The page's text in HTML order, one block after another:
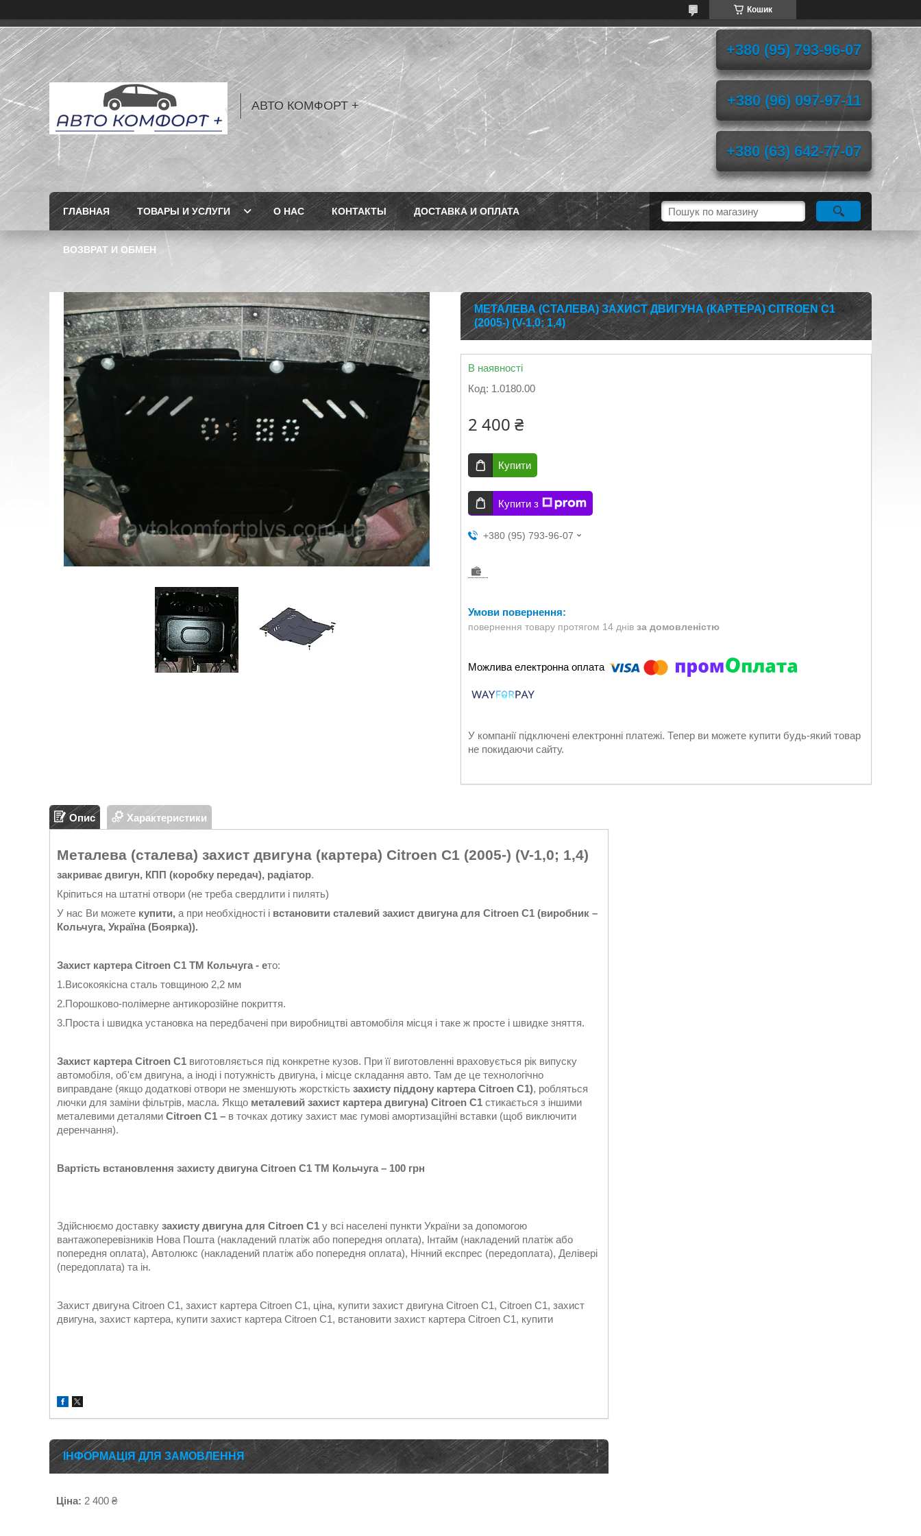
Кошик
АВТО КОМФОРТ +
+380 (95) 793-96-07
+380 (96) 097-97-11
+380 (63) 642-77-07
ГЛАВНАЯ ТОВАРЫ И УСЛУГИ О НАС КОНТАКТЫ ДОСТАВКА И ОПЛАТА
ВОЗВРАТ И ОБМЕН
МЕТАЛЕВА (СТАЛЕВА) ЗАХИСТ ДВИГУНА (КАРТЕРА) CITROEN С1
(2005-) (V-1,0; 1,4)
В наявності
Код: 1.0180.00
2 400 ₴
Купити
Купити з
+380 (95) 793-96-07
повернення товару протягом 14 днів за домовленістю
У компанії підключені електронні платежі. Тепер ви можете купити будь-який товар
не покидаючи сайту.
Опис Характеристики
Металева (сталева) захист двигуна (картера) Citroen С1 (2005-) (V-1,0; 1,4)
закриває двигун, КПП (коробку передач), радіатор.
Кріпиться на штатні отвори (не треба свердлити і пилять)
У нас Ви можете купити, а при необхідності і встановити сталевий захист двигуна для Citroen С1 (виробник –
Кольчуга, Україна (Боярка)).
Захист картера Citroen С1 ТМ Кольчуга - ето:
1.Високоякісна сталь товщиною 2,2 мм
2.Порошково-полімерне антикорозійне покриття.
3.Проста і швидка установка на передбачені при виробництві автомобіля місця і таке ж просте і швидке зняття.
Захист картера Citroen С1 виготовляється під конкретне кузов. При її виготовленні враховується рік випуску
автомобіля, об'єм двигуна, а іноді і потужність двигуна, і місце складання авто. Там де це технологічно
виправдане (якщо додаткові отвори не зменшують жорсткість захисту піддону картера Citroen С1), робляться
лючки для заміни фільтрів, масла. Якщо металевий захист картера двигуна) Citroen С1 стикається з іншими
металевими деталями Citroen С1 – в точках дотику захист має гумові амортизаційні вставки (щоб виключити
деренчання).
Вартість встановлення захисту двигуна Citroen С1 ТМ Кольчуга – 100 грн
Здійснюємо доставку захисту двигуна для Citroen С1 у всі населені пункти України за допомогою
вантажоперевізників Нова Пошта (накладений платіж або попередня оплата), Інтайм (накладений платіж або
попередня оплата), Автолюкс (накладений платіж або попередня оплата), Нічний експрес (передоплата), Делівері
(передоплата) та ін.
Захист двигуна Citroen С1, захист картера Citroen С1, ціна, купити захист двигуна Citroen С1, Citroen С1, захист
двигуна, захист картера, купити захист картера Citroen С1, встановити захист картера Citroen С1, купити
ІНФОРМАЦІЯ ДЛЯ ЗАМОВЛЕННЯ
Ціна: 2 400 ₴